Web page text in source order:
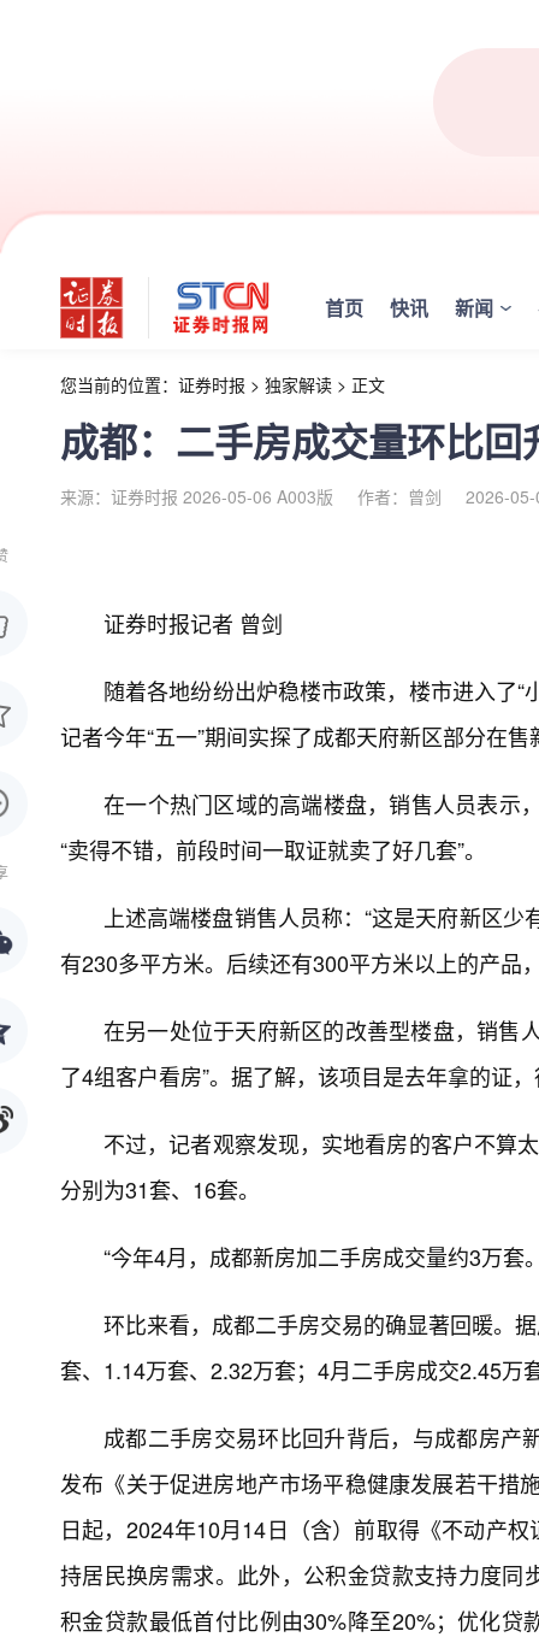
首页 快讯 新闻
您当前的位置： 证券时报 > 独家解读 > 正文
成都：二手房成交量环比回
来源：证券时报 2026-05-06 A003版 作者：曾剑 2026-
证券时报记者 曾剑
随着各地纷纷出炉稳楼市政策，楼市进入了
记者今年“五一”期间实探了成都天府新区部分在售
在一个热门区域的高端楼盘，销售人员表示
“卖得不错，前段时间一取证就卖了好几套”。
上述高端楼盘销售人员称：“这是天府新区
有230多平方米。后续还有300平方米以上的产品
在另一处位于天府新区的改善型楼盘，销售
了4组客户看房”。据了解，该项目是去年拿的证
不过，记者观察发现，实地看房的客户不算
分别为31套、16套。
“今年4月，成都新房加二手房成交量约3万
环比来看，成都二手房交易的确显著回暖。
套、1.14万套、2.32万套；4月二手房成交2.45万
成都二手房交易环比回升背后，与成都房产
发布《关于促进房地产市场平稳健康发展若干措
日起，2024年10月14日（含）前取得《不动产
持居民换房需求。此外，公积金贷款支持力度
积金贷款最低首付比例由30%降至20%；优化